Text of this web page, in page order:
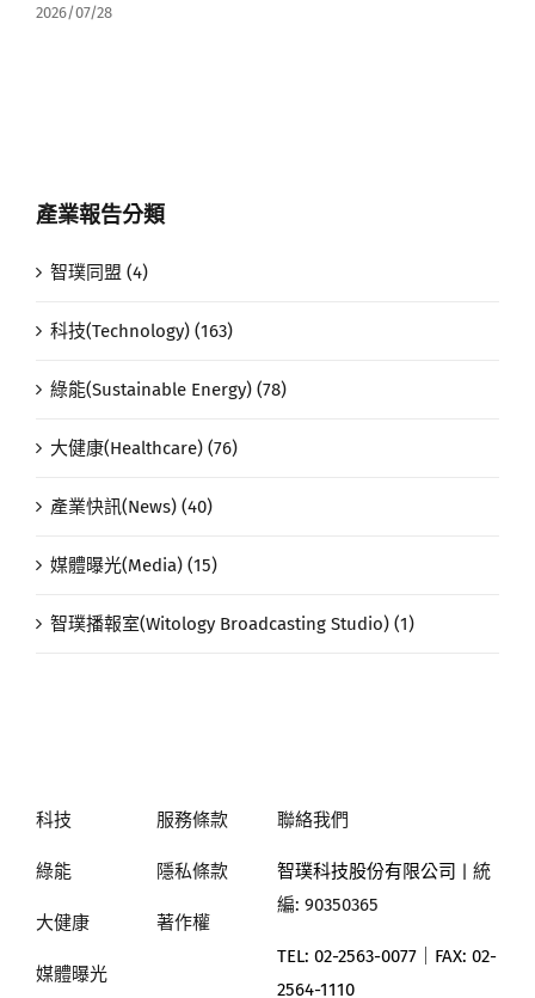
2026/07/28
產業報告分類
智璞同盟 (4)
科技(Technology) (163)
綠能(Sustainable Energy) (78)
大健康(Healthcare) (76)
產業快訊(News) (40)
媒體曝光(Media) (15)
智璞播報室(Witology Broadcasting Studio) (1)
科技
綠能
大健康
媒體曝光
服務條款
隱私條款
著作權
聯絡我們
智璞科技股份有限公司 | 統
編: 90350365
TEL: 02-2563-0077｜ FAX: 02-
2564-1110